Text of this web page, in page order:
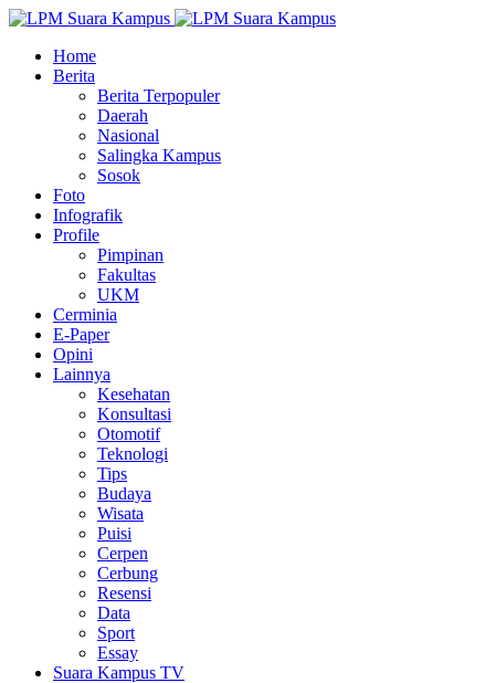
Home
Berita
Berita Terpopuler
Daerah
Nasional
Salingka Kampus
Sosok
Foto
Infografik
Profile
Pimpinan
Fakultas
UKM
Cerminia
E-Paper
Opini
Lainnya
Kesehatan
Konsultasi
Otomotif
Teknologi
Tips
Budaya
Wisata
Puisi
Cerpen
Cerbung
Resensi
Data
Sport
Essay
Suara Kampus TV